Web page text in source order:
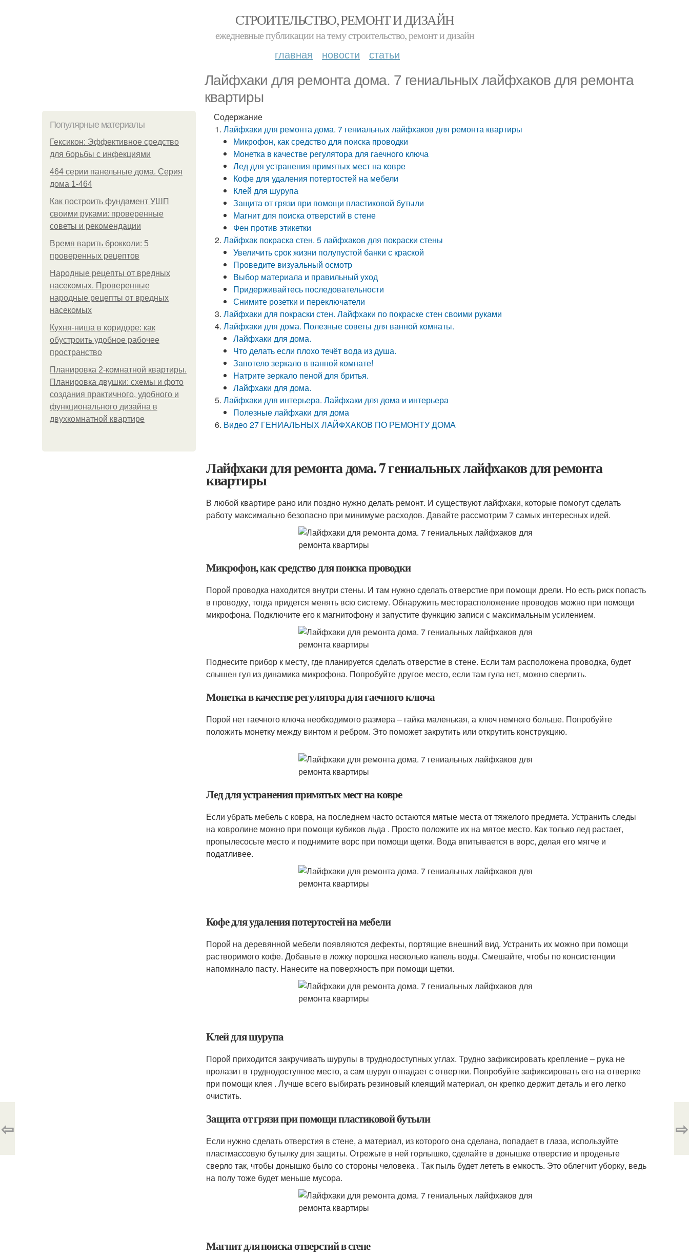
СТРОИТЕЛЬСТВО, РЕМОНТ И ДИЗАЙН
ежедневные публикации на тему строительство, ремонт и дизайн
главная новости статьи
Лайфхаки для ремонта дома. 7 гениальных лайфхаков для ремонта
квартиры
Популярные материалы
Гексикон: Эффективное средство
для борьбы с инфекциями
464 серии панельные дома. Серия
дома 1-464
Как построить фундамент УШП
своими руками: проверенные
советы и рекомендации
Время варить брокколи: 5
проверенных рецептов
Народные рецепты от вредных
насекомых. Проверенные
народные рецепты от вредных
насекомых
Кухня-ниша в коридоре: как
обустроить удобное рабочее
пространство
Планировка 2-комнатной квартиры.
Планировка двушки: схемы и фото
создания практичного, удобного и
функционального дизайна в
двухкомнатной квартире
Содержание
Лайфхаки для ремонта дома. 7 гениальных лайфхаков для ремонта квартиры
Микрофон, как средство для поиска проводки
Монетка в качестве регулятора для гаечного ключа
Лед для устранения примятых мест на ковре
Кофе для удаления потертостей на мебели
Клей для шурупа
Защита от грязи при помощи пластиковой бутыли
Магнит для поиска отверстий в стене
Фен против этикетки
Лайфхак покраска стен. 5 лайфхаков для покраски стены
Увеличить срок жизни полупустой банки с краской
Проведите визуальный осмотр
Выбор материала и правильный уход
Придерживайтесь последовательности
Снимите розетки и переключатели
Лайфхаки для покраски стен. Лайфхаки по покраске стен своими руками
Лайфхаки для дома. Полезные советы для ванной комнаты.
Лайфхаки для дома.
Что делать если плохо течёт вода из душа.
Запотело зеркало в ванной комнате!
Натрите зеркало пеной для бритья.
Лайфхаки для дома.
Лайфхаки для интерьера. Лайфхаки для дома и интерьера
Полезные лайфхаки для дома
Видео 27 ГЕНИАЛЬНЫХ ЛАЙФХАКОВ ПО РЕМОНТУ ДОМА
Лайфхаки для ремонта дома. 7 гениальных лайфхаков для ремонта
квартиры
В любой квартире рано или поздно нужно делать ремонт. И существуют лайфхаки, которые помогут сделать
работу максимально безопасно при минимуме расходов. Давайте рассмотрим 7 самых интересных идей.
Микрофон, как средство для поиска проводки
Порой проводка находится внутри стены. И там нужно сделать отверстие при помощи дрели. Но есть риск попасть
в проводку, тогда придется менять всю систему. Обнаружить месторасположение проводов можно при помощи
микрофона. Подключите его к магнитофону и запустите функцию записи с максимальным усилением.
Поднесите прибор к месту, где планируется сделать отверстие в стене. Если там расположена проводка, будет
слышен гул из динамика микрофона. Попробуйте другое место, если там гула нет, можно сверлить.
Монетка в качестве регулятора для гаечного ключа
Порой нет гаечного ключа необходимого размера – гайка маленькая, а ключ немного больше. Попробуйте
положить монетку между винтом и ребром. Это поможет закрутить или открутить конструкцию.
Лед для устранения примятых мест на ковре
Если убрать мебель с ковра, на последнем часто остаются мятые места от тяжелого предмета. Устранить следы
на ковролине можно при помощи кубиков льда . Просто положите их на мятое место. Как только лед растает,
пропылесосьте место и поднимите ворс при помощи щетки. Вода впитывается в ворс, делая его мягче и
податливее.
Кофе для удаления потертостей на мебели
Порой на деревянной мебели появляются дефекты, портящие внешний вид. Устранить их можно при помощи
растворимого кофе. Добавьте в ложку порошка несколько капель воды. Смешайте, чтобы по консистенции
напоминало пасту. Нанесите на поверхность при помощи щетки.
Клей для шурупа
Порой приходится закручивать шурупы в труднодоступных углах. Трудно зафиксировать крепление – рука не
пролазит в труднодоступное место, а сам шуруп отпадает с отвертки. Попробуйте зафиксировать его на отвертке
при помощи клея . Лучше всего выбирать резиновый клеящий материал, он крепко держит деталь и его легко
очистить.
Защита от грязи при помощи пластиковой бутыли
Если нужно сделать отверстия в стене, а материал, из которого она сделана, попадает в глаза, используйте
пластмассовую бутылку для защиты. Отрежьте в ней горлышко, сделайте в донышке отверстие и проденьте
сверло так, чтобы донышко было со стороны человека . Так пыль будет лететь в емкость. Это облегчит уборку, ведь
на полу тоже будет меньше мусора.
Магнит для поиска отверстий в стене
⇦ ⇨